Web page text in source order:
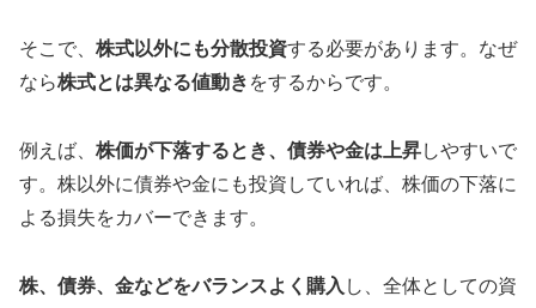
そこで、 株式以外にも分散投資する必要があります。なぜ
なら株式とは異なる値動き をするからです。
例えば、 株価が下落するとき、債券や金は上昇しやすいで
す。株以外に債券や金にも投資していれば、株価の下落に
よる損失をカバーできます。
株、債券、金などをバランスよく購入 し、全体としての資